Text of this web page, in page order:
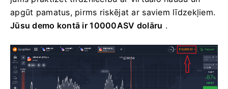
apgūt pamatus, pirms riskējat ar saviem līdzekļiem.
Jūsu demo kontā ir 10000ASV dolāru .